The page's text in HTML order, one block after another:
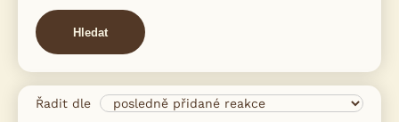
Hledat
Řadit dle